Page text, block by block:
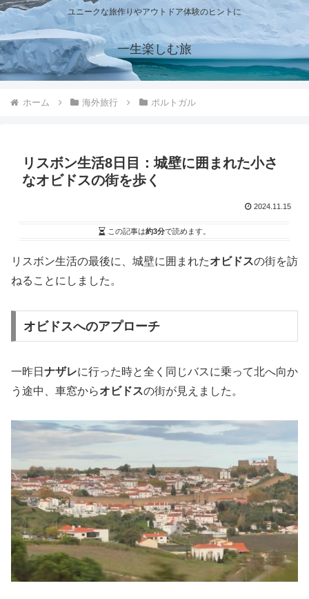
ユニークな旅作りやアウトドア体験のヒントに
一生楽しむ旅
ホーム 海外旅行 ポルトガル
リスボン生活8日目：城壁に囲まれた小さ
なオビドスの街を歩く
2024.11.15
この記事は約3分で読めます。
リスボン生活の最後に、城壁に囲まれたオビドスの街を訪
ねることにしました。
オビドスへのアプローチ
一昨日 ナザレに行った時と全く同じバスに乗って北へ向か
う途中、車窓からオビドスの街が見えました。